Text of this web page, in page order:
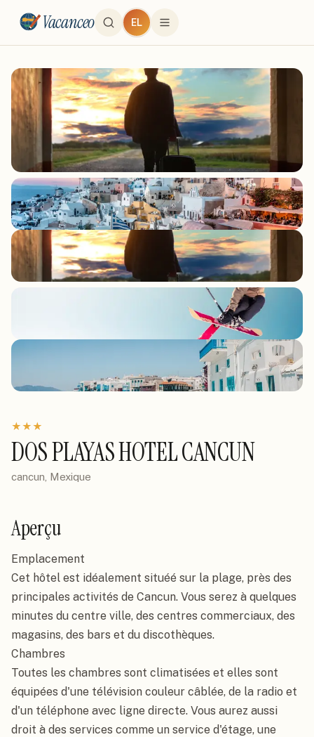
Vacanceo EL
★★★
DOS PLAYAS HOTEL CANCUN
cancun, Mexique
Aperçu
Emplacement
Cet hôtel est idéalement situéé sur la plage, près des
principales activités de Cancun. Vous serez à quelques
minutes du centre ville, des centres commerciaux, des
magasins, des bars et du discothèques.
Chambres
Toutes les chambres sont climatisées et elles sont
équipées d'une télévision couleur câblée, de la radio et
d'un téléphone avec ligne directe. Vous aurez aussi
droit à des services comme un service d'étage, une